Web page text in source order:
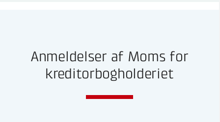
Anmeldelser af Moms for
kreditorbogholderiet